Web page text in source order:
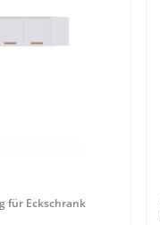
für Eckschrank